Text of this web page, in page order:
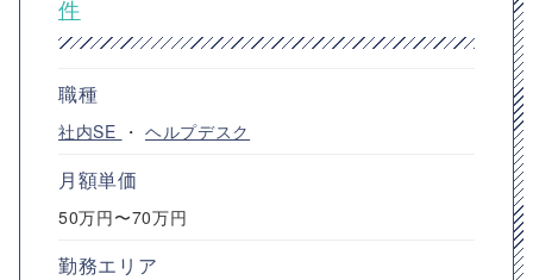
件
職種
社内SE ・ ヘルプデスク
月額単価
50万円〜70万円
勤務エリア